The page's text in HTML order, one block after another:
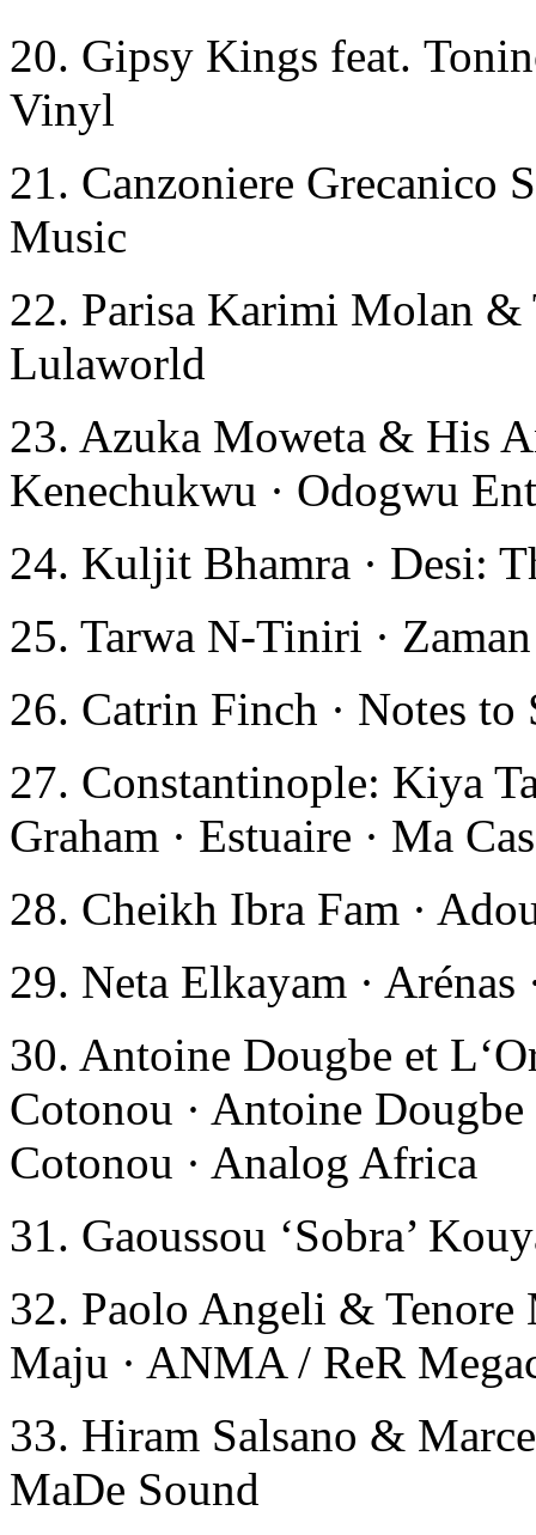
20. Gipsy Kings feat.
Vinyl
21. Canzoniere Grecanico
Music
22. Parisa Karimi Molan &
Lulaworld
23. Azuka Moweta & His
Kenechukwu · Odogwu
24. Kuljit Bhamra · Desi:
25. Tarwa N-Tiniri ·
26. Catrin Finch · Notes to
27. Constantinople: Kiya
Graham · Estuaire · Ma
28. Cheikh Ibra Fam ·
29. Neta Elkayam · Arénas
30. Antoine Dougbe et
Cotonou · Antoine
Cotonou · Analog Africa
31. Gaoussou ‘Sobra’
32. Paolo Angeli & Tenore
Maju · ANMA / ReR
33. Hiram Salsano &
MaDe Sound